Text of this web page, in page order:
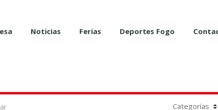
Noticias Ferias Deportes Fogo